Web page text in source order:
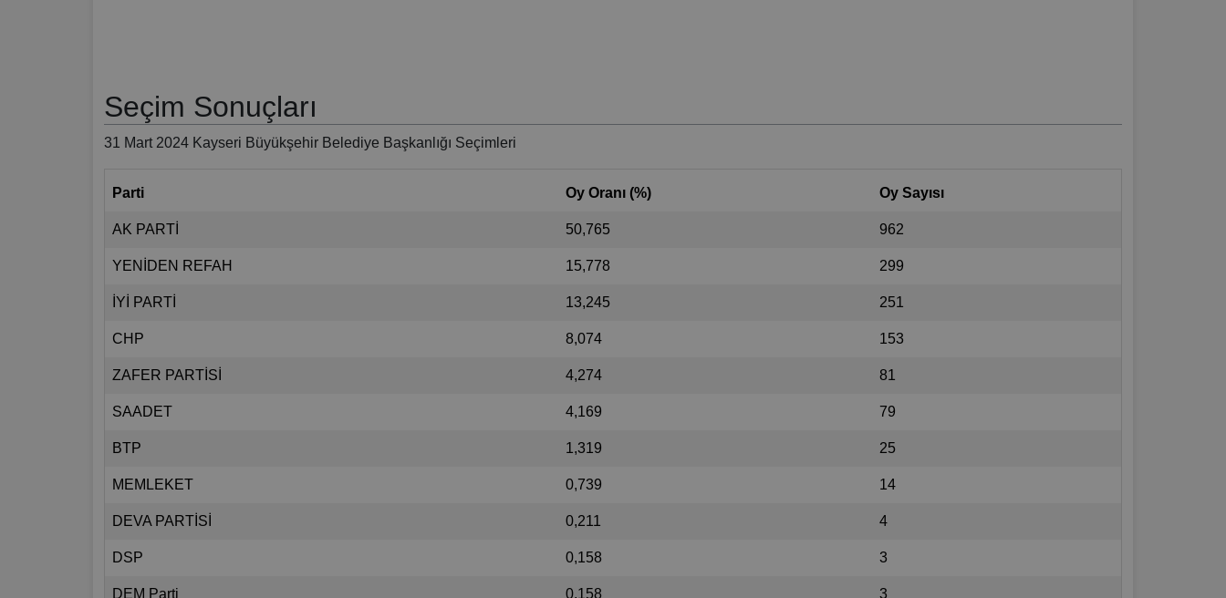
Seçim Sonuçları
31 Mart 2024 Kayseri Büyükşehir Belediye Başkanlığı Seçimleri
Parti Oy Oranı (%) Oy Sayısı
AK PARTİ 50,765 962
YENİDEN REFAH 15,778 299
İYİ PARTİ 13,245 251
CHP 8,074 153
ZAFER PARTİSİ 4,274 81
SAADET 4,169 79
BTP 1,319 25
MEMLEKET 0,739 14
DEVA PARTİSİ 0,211 4
DSP 0,158 3
DEM Parti 0,158 3